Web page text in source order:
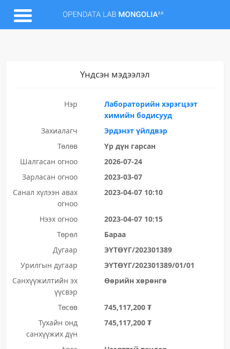
Үндсэн мэдээлэл
Нэр
Лабораторийн хэрэгцээт
химийн бодисууд
Захиалагч
Эрдэнэт үйлдвэр
Төлөв
Үр дүн гарсан
Шалгасан огноо
2026-07-24
Зарласан огноо
2023-03-07
Санал хүлээн авах
огноо
2023-04-07 10:10
Нээх огноо
2023-04-07 10:15
Төрөл
Бараа
Дугаар
ЭҮТӨҮГ/202301389
Урилгын дугаар
ЭҮТӨҮГ/202301389/01/01
Санхүүжилтийн эх
үүсвэр
Өөрийн хөрөнгө
Төсөв
745,117,200 ₮
Тухайн онд
санхүүжих дүн
745,117,200 ₮